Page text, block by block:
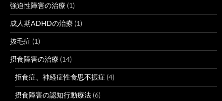
強迫性障害の治療 (1)
成人期ADHDの治療 (1)
抜毛症 (1)
摂食障害の治療 (14)
拒食症、神経症性食思不振症 (4)
摂食障害の認知行動療法 (6)